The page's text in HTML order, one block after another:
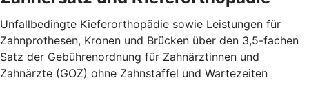
Unfallbedingte Kieferorthopädie sowie Leistungen für
Zahnprothesen, Kronen und Brücken über den 3,5-fachen
Satz der Gebührenordnung für Zahnärztinnen und
Zahnärzte (GOZ) ohne Zahnstaffel und Wartezeiten